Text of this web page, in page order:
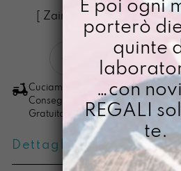
[ Zaino Zaino pc max 15":
Paura
quantità
LO
Cuciamo ogni ordine nel nostro
Consegna in 4/5 giorni lavorativi,
Gratuita per ordini di importo
Dettagli prodotto
E poi ogni
porterò
quinte
…con
REGALI
te.